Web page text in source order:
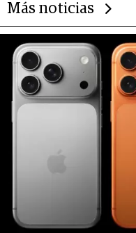
Más noticias